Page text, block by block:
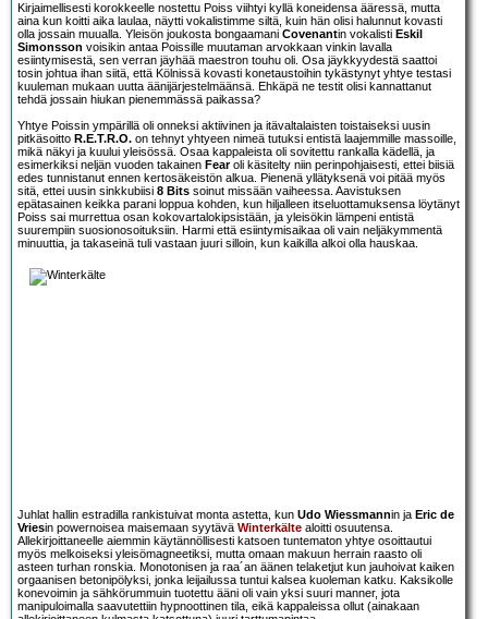
Kirjaimellisesti korokkeelle nostettu Poiss viihtyi kyllä koneidensa ääressä, mutta
aina kun koitti aika laulaa, näytti vokalistimme siltä, kuin hän olisi halunnut kovasti
olla jossain muualla. Yleisön joukosta bongaamani Covenantin vokalisti Eskil
Simonsson voisikin antaa Poissille muutaman arvokkaan vinkin lavalla
esiintymisestä, sen verran jäyhää maestron touhu oli. Osa jäykkyydestä saattoi
tosin johtua ihan siitä, että Kölnissä kovasti konetaustoihin tykästynyt yhtye testasi
kuuleman mukaan uutta äänijärjestelmäänsä. Ehkäpä ne testit olisi kannattanut
tehdä jossain hiukan pienemmässä paikassa?
Yhtye Poissin ympärillä oli onneksi aktiivinen ja itävaltalaisten toistaiseksi uusin
pitkäsoitto R.E.T.R.O. on tehnyt yhtyeen nimeä tutuksi entistä laajemmille massoille,
mikä näkyi ja kuului yleisössä. Osaa kappaleista oli sovitettu rankalla kädellä, ja
esimerkiksi neljän vuoden takainen Fearoli käsitelty niin perinpohjaisesti, ettei biisiä
edes tunnistanut ennen kertosäkeistön alkua. Pienenä yllätyksenä voi pitää myös
sitä, ettei uusin sinkkubiisi 8 Bits soinut missään vaiheessa. Aavistuksen
epätasainen keikka parani loppua kohden, kun hiljalleen itseluottamuksensa löytänyt
Poiss sai murrettua osan kokovartalokipsistään, ja yleisökin lämpeni entistä
suurempiin suosionosoituksiin. Harmi että esiintymisaikaa oli vain neljäkymmentä
minuuttia, ja takaseinä tuli vastaan juuri silloin, kun kaikilla alkoi olla hauskaa.
Juhlat hallin estradilla rankistuivat monta astetta, kun Udo Wiessmannin ja Eric de
Vriesin powernoisea maisemaan syytävä Winterkälte aloitti osuutensa.
Allekirjoittaneelle aiemmin käytännöllisesti katsoen tuntematon yhtye osoittautui
myös melkoiseksi yleisömagneetiksi, mutta omaan makuun herrain raasto oli
asteen turhan ronskia. Monotonisen ja raa´an äänen telaketjut kun jauhoivat kaiken
orgaanisen betonipölyksi, jonka leijailussa tuntui kalsea kuoleman katku. Kaksikolle
konevoimin ja sähkörummuin tuotettu ääni oli vain yksi suuri manner, jota
manipuloimalla saavutettiin hypnoottinen tila, eikä kappaleissa ollut (ainakaan